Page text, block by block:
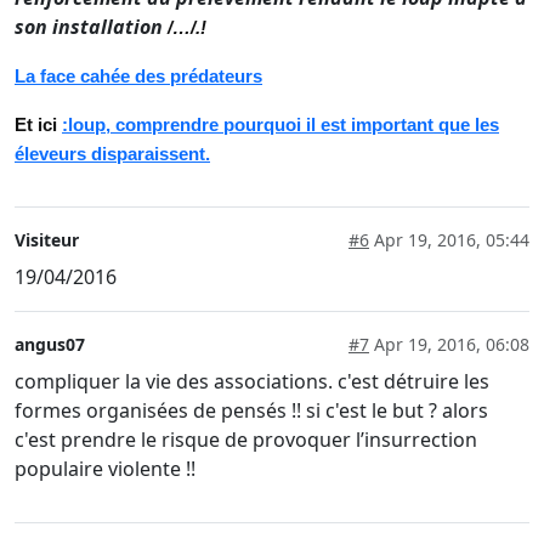
son installation/…/.!
La face cahée des prédateurs
Et ici :loup, comprendre pourquoi il est important que les
éleveurs disparaissent.
Visiteur #6 Apr 19, 2016, 05:44
19/04/2016
angus07 #7 Apr 19, 2016, 06:08
compliquer la vie des associations. c'est détruire les
formes organisées de pensés !! si c'est le but ? alors
c'est prendre le risque de provoquer l’insurrection
populaire violente !!